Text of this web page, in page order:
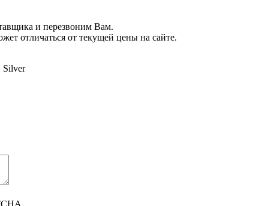
и перезвоним Вам.
отличаться от текущей цены на сайте.
Silver